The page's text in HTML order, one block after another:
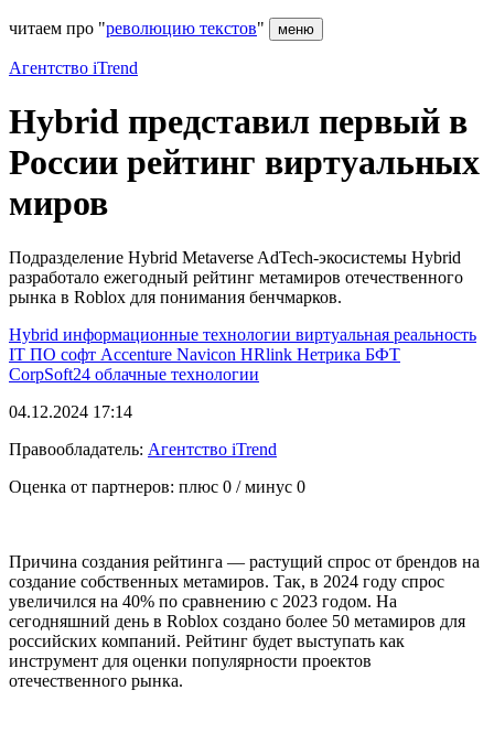
читаем про "революцию текстов" меню
Агентство iTrend
Hybrid представил первый в
России рейтинг виртуальных
миров
Подразделение Hybrid Metaverse AdTech-экосистемы Hybrid
разработало ежегодный рейтинг метамиров отечественного
рынка в Roblox для понимания бенчмарков.
Hybrid информационные технологии виртуальная реальность
IT ПО софт Accenture Navicon HRlink Нетрика БФТ
CorpSoft24 облачные технологии
04.12.2024 17:14
Правообладатель: Агентство iTrend
Оценка от партнеров: плюс 0 / минус 0
Причина создания рейтинга — растущий спрос от брендов на
создание собственных метамиров. Так, в 2024 году спрос
увеличился на 40% по сравнению с 2023 годом. На
сегодняшний день в Roblox создано более 50 метамиров для
российских компаний. Рейтинг будет выступать как
инструмент для оценки популярности проектов
отечественного рынка.